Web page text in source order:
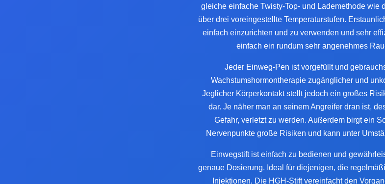
gleiche einfache Twisty-Top- und Lademethode wie
über drei voreingestellte Temperaturstufen.
einfach einzurichten und zu verwenden und sehr
einfach ein rundum sehr angenehmes
Jeder Einweg-Pen ist vorgefüllt und
Wachstumshormontherapie zugänglicher und
Jeglicher Körperkontakt stellt jedoch ein großes
dar. Je näher man an seinem Angreifer dran ist,
Gefahr, verletzt zu werden. Außerdem birgt ein
Nervenpunkte große Risiken und kann unter
Einwegstift ist einfach zu bedienen und
genaue Dosierung. Ideal für diejenigen, die
Injektionen, Die HGH-Stift vereinfacht den